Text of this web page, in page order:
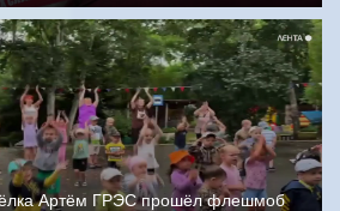
Артём ГРЭС прошёл флешмоб